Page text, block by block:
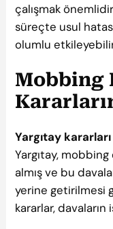
çalışmak
süreçte usul
olumlu
Mobbing
Yargıtay
Yargıtay,
almış ve bu
yerine getirilmesi
kararlar,